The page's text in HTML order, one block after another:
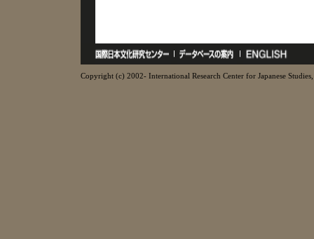
Copyright (c) 2002- International Research Center for Japanese